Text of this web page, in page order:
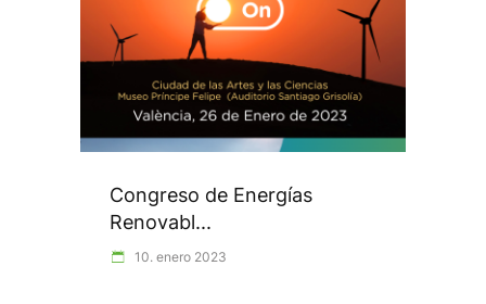
Congreso de Energías
Renovabl...
10. enero 2023